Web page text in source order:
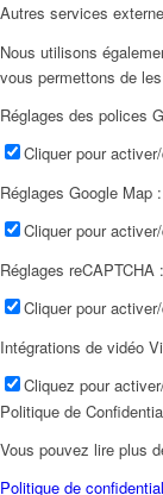
Autres services
Nous utilisons
vous permettons de
Réglages des polices
Cliquer pour
Réglages Google Map :
Cliquer pour
Réglages reCAPTCHA :
Cliquer pour
Intégrations de vidéo
Cliquez pour
Politique de
Vous pouvez lire plus
Politique de